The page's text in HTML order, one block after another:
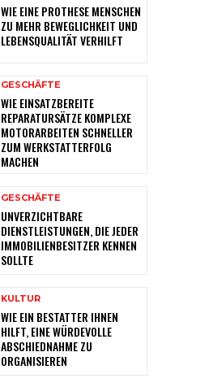
WIE EINE PROTHESE MENSCHEN
ZU MEHR BEWEGLICHKEIT UND
LEBENSQUALITÄT VERHILFT
GESCHÄFTE
WIE EINSATZBEREITE
REPARATURSÄTZE KOMPLEXE
MOTORARBEITEN SCHNELLER
ZUM WERKSTATTERFOLG
MACHEN
GESCHÄFTE
UNVERZICHTBARE
DIENSTLEISTUNGEN, DIE JEDER
IMMOBILIENBESITZER KENNEN
SOLLTE
KULTUR
WIE EIN BESTATTER IHNEN
HILFT, EINE WÜRDEVOLLE
ABSCHIEDNAHME ZU
ORGANISIEREN